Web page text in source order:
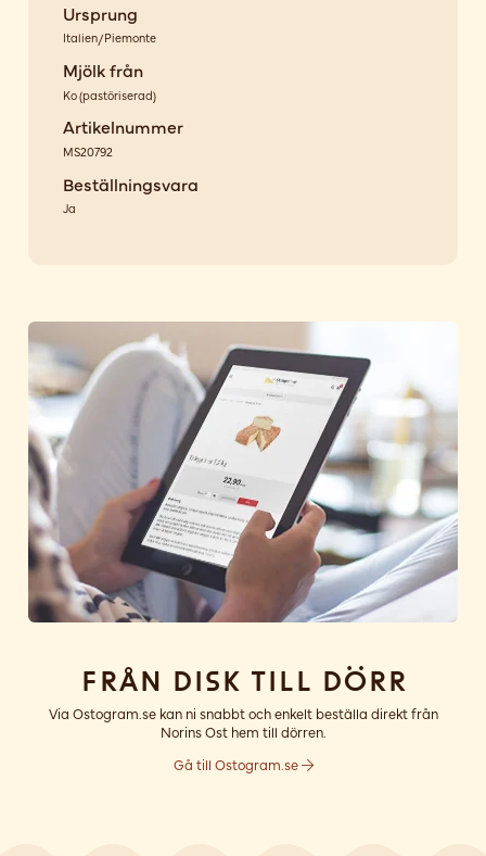
Ursprung
Italien/Piemonte
Mjölk från
Ko(pastöriserad)
Artikelnummer
MS20792
Beställningsvara
Ja
Från disk till dörr
Via Ostogram.se kan ni snabbt och enkelt beställa direkt från
Norins Ost hem till dörren.
Gå till Ostogram.se